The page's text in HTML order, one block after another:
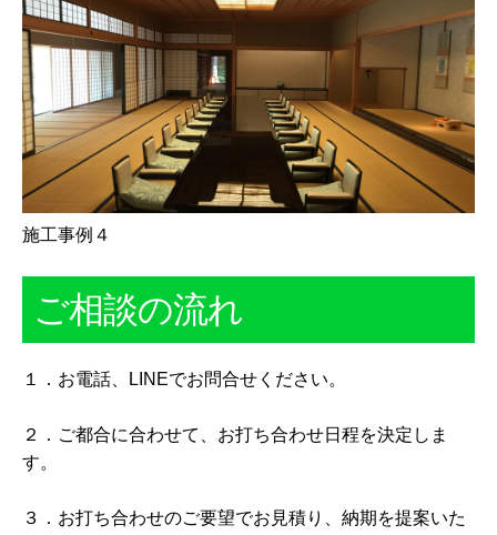
施工事例４
ご相談の流れ
１．お電話、LINEでお問合せください。
２．ご都合に合わせて、お打ち合わせ日程を決定しま
す。
３．お打ち合わせのご要望でお見積り、納期を提案いた